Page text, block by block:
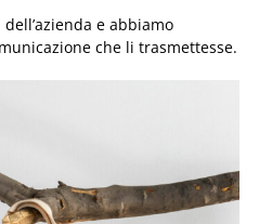
e abbiamo
che li trasmettesse.